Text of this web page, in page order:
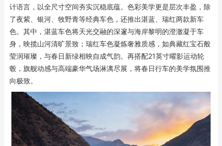
计语言，以全尺寸空间夯实沉稳底蕴。色彩美学更是层次丰盈，除
了夜紫、银河、牧野青等经典车色，还推出湛蓝、瑞红两款新车
色。其中，湛蓝车色将天光交融的深邃与海岸黎明的澄澈凝于车
身，映揽山河清旷景致；瑞红车色凝炼奢雅质感，如典藏红宝石般
莹润璀璨，与春日新绿相映自成气韵。再搭配21英寸曜影运动轮
毂，旗舰动感与高端豪华气场淋漓尽展，将春日行车的美学氛围推
向极致。